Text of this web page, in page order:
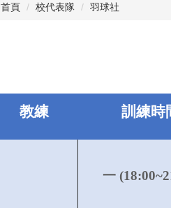
首頁 校代表隊 羽球社
教練 訓練時
一